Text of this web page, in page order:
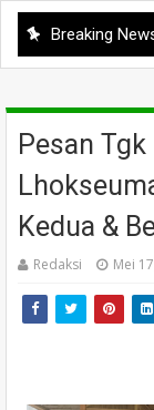
Breaking
Pesan
Kedua &
Redaksi Mei